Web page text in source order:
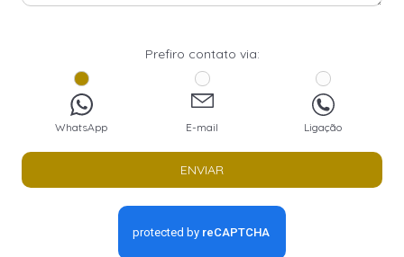
Prefiro contato via:
WhatsApp E-mail Ligação
ENVIAR